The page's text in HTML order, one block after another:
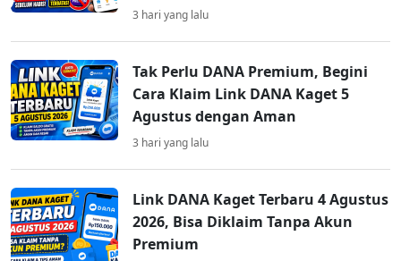
3 hari yang lalu
Tak Perlu DANA Premium, Begini
Cara Klaim Link DANA Kaget 5
Agustus dengan Aman
3 hari yang lalu
Link DANA Kaget Terbaru 4 Agustus
2026, Bisa Diklaim Tanpa Akun
Premium